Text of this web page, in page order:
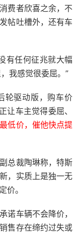
费者欣喜之余，不
帖吐槽外，还有车
有任何征兆就大幅
我感觉很委屈。”
轮驱动版，购车价
让车主觉得委屈、
低价，催他快点提
总裁陶琳称，特斯
，实质上是独一无
价。
诺车辆不会降价，
售存在缔约过失或